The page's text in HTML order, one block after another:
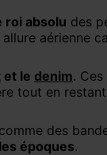
roi absolu des
aérienne
et le denim.
tout en
des
époques.